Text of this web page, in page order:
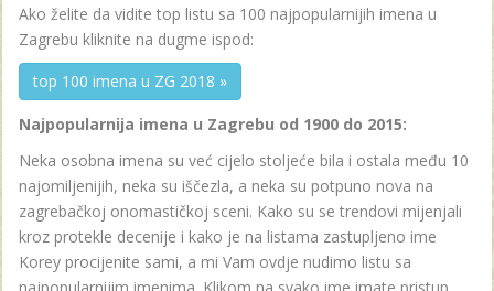
Ako želite da vidite top listu sa 100 najpopularnijih imena u
Zagrebu kliknite na dugme ispod:
top 100 imena u ZG 2018 »
Najpopularnija imena u Zagrebu od 1900 do 2015:
Neka osobna imena su već cijelo stoljeće bila i ostala među 10
najomiljenijih, neka su iščezla, a neka su potpuno nova na
zagrebačkoj onomastičkoj sceni. Kako su se trendovi mijenjali
kroz protekle decenije i kako je na listama zastupljeno ime
Korey procijenite sami, a mi Vam ovdje nudimo listu sa
najpopularnijim imenima. Klikom na svako ime imate pristup